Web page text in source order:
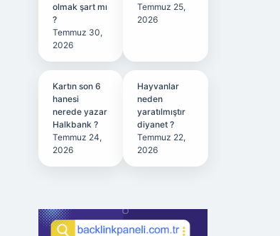
olmak şart mı
?
Temmuz 30,
2026
Temmuz 25,
2026
Kartın son 6
hanesi
nerede yazar
Halkbank ?
Temmuz 24,
2026
Hayvanlar
neden
yaratılmıştır
diyanet ?
Temmuz 22,
2026